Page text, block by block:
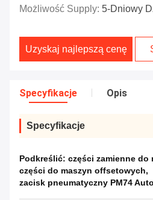
Możliwość Supply: 5-Dniowy
Uzyskaj najlepszą cenę
Specyfikacje Opis
Specyfikacje
Podkreślić: części zamienne do
części do maszyn offsetowych,
zacisk pneumatyczny PM74